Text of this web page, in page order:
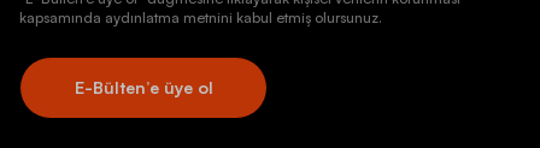
kapsamında aydınlatma metnini kabul etmiş olursunuz.
E-Bülten’e üye ol